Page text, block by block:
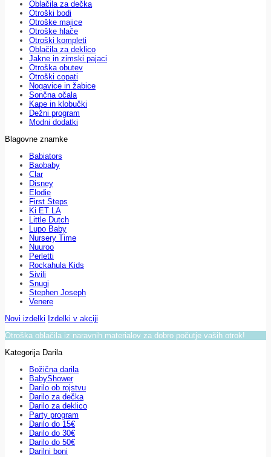
Oblačila za dečka
Otroški bodi
Otroške majice
Otroške hlače
Otroški kompleti
Oblačila za deklico
Jakne in zimski pajaci
Otroška obutev
Otroški copati
Nogavice in žabice
Sončna očala
Kape in klobučki
Dežni program
Modni dodatki
Blagovne znamke
Babiators
Baobaby
Clar
Disney
Elodie
First Steps
Ki ET LA
Little Dutch
Lupo Baby
Nursery Time
Nuuroo
Perletti
Rockahula Kids
Sivili
Snugi
Stephen Joseph
Venere
Novi izdelki Izdelki v akciji
Otroška oblačila iz naravnih materialov za dobro počutje vaših otrok!
Kategorija Darila
Božična darila
BabyShower
Darilo ob rojstvu
Darilo za dečka
Darilo za deklico
Party program
Darilo do 15€
Darilo do 30€
Darilo do 50€
Darilni boni